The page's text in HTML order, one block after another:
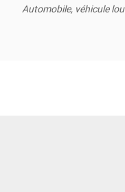
Automobile, véhicule